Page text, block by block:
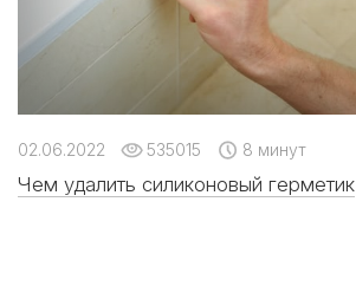
02.06.2022 535015 8 минут
Чем удалить силиконовый герметик